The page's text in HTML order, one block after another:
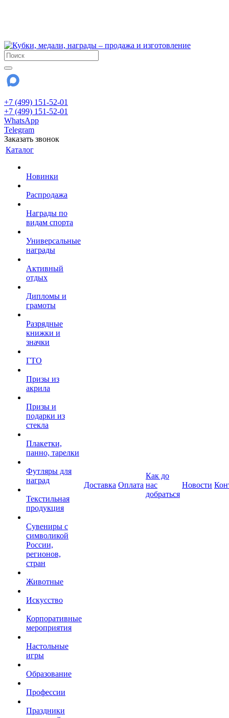
+7 (499) 151-52-01
+7 (499) 151-52-01
WhatsApp
Telegram
Заказать звонок
Каталог
Новинки
Распродажа
Награды по
видам спорта
Универсальные
награды
Активный
отдых
Дипломы и
грамоты
Разрядные
книжки и
значки
ГТО
Призы из
акрила
Призы и
подарки из
стекла
Плакетки,
панно, тарелки
Футляры для
наград
Текстильная
продукция
Сувениры с
символикой
России,
регионов,
стран
Животные
Искусство
Корпоративные
мероприятия
Настольные
игры
Образование
Профессии
Праздники
Доставка Оплата
Как до
нас
добраться
Новости